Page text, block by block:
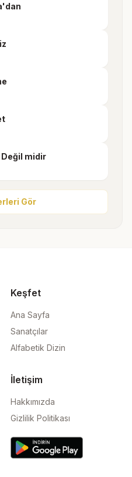
Değil midir
Gör
Keşfet
Ana Sayfa
Sanatçılar
Alfabetik Dizin
İletişim
Hakkımızda
Gizlilik Politikası